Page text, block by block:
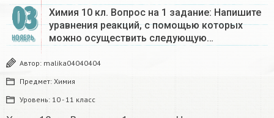
03
НОЯБРЬ
Химия 10 кл. Вопрос на 1 задание: Напишите
уравнения реакций, с помощью которых
можно осуществить следующую…
Автор: malika04040404
Предмет: Химия
Уровень: 10 - 11 класс